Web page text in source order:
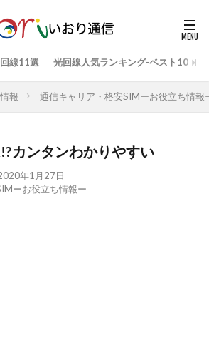
線11選 光回線人気ランキング-ベスト10
報 通信キャリア・格安SIMーお役立ち情報
カンタンわかりやすい
年1月27日
ーお役立ち情報ー